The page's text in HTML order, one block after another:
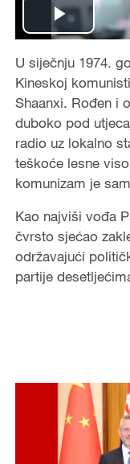
P
l
a
y
V
i
d
e
U siječnju 1974.
Kineskoj
Shaanxi. Rođen i
duboko pod
radio uz lokalno
teškoće lesne
komunizam je
Kao najviši vođa
čvrsto sjećao
održavajući
partije